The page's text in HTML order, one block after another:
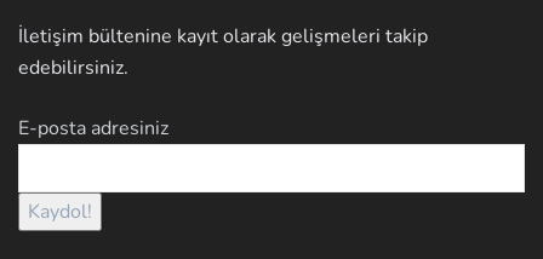
İletişim bültenine kayıt olarak gelişmeleri takip
edebilirsiniz.
E-posta adresiniz